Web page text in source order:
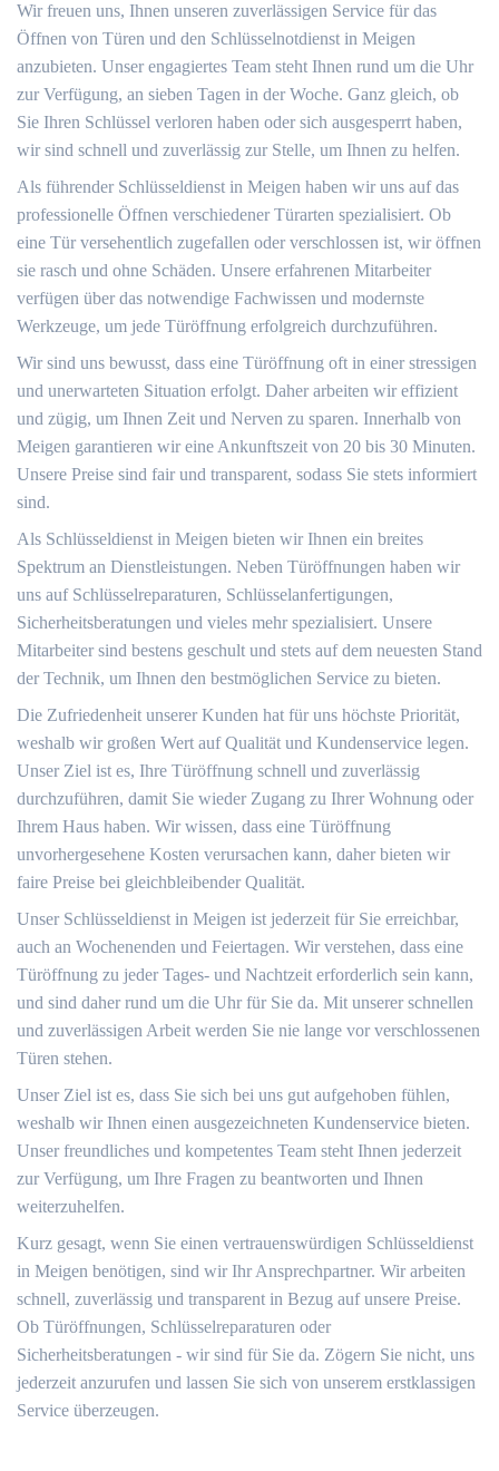
Wir freuen uns, Ihnen unseren zuverlässigen Service für das
Öffnen von Türen und den Schlüsselnotdienst in Meigen
anzubieten. Unser engagiertes Team steht Ihnen rund um die Uhr
zur Verfügung, an sieben Tagen in der Woche. Ganz gleich, ob
Sie Ihren Schlüssel verloren haben oder sich ausgesperrt haben,
wir sind schnell und zuverlässig zur Stelle, um Ihnen zu helfen.
Als führender Schlüsseldienst in Meigen haben wir uns auf das
professionelle Öffnen verschiedener Türarten spezialisiert. Ob
eine Tür versehentlich zugefallen oder verschlossen ist, wir öffnen
sie rasch und ohne Schäden. Unsere erfahrenen Mitarbeiter
verfügen über das notwendige Fachwissen und modernste
Werkzeuge, um jede Türöffnung erfolgreich durchzuführen.
Wir sind uns bewusst, dass eine Türöffnung oft in einer stressigen
und unerwarteten Situation erfolgt. Daher arbeiten wir effizient
und zügig, um Ihnen Zeit und Nerven zu sparen. Innerhalb von
Meigen garantieren wir eine Ankunftszeit von 20 bis 30 Minuten.
Unsere Preise sind fair und transparent, sodass Sie stets informiert
sind.
Als Schlüsseldienst in Meigen bieten wir Ihnen ein breites
Spektrum an Dienstleistungen. Neben Türöffnungen haben wir
uns auf Schlüsselreparaturen, Schlüsselanfertigungen,
Sicherheitsberatungen und vieles mehr spezialisiert. Unsere
Mitarbeiter sind bestens geschult und stets auf dem neuesten Stand
der Technik, um Ihnen den bestmöglichen Service zu bieten.
Die Zufriedenheit unserer Kunden hat für uns höchste Priorität,
weshalb wir großen Wert auf Qualität und Kundenservice legen.
Unser Ziel ist es, Ihre Türöffnung schnell und zuverlässig
durchzuführen, damit Sie wieder Zugang zu Ihrer Wohnung oder
Ihrem Haus haben. Wir wissen, dass eine Türöffnung
unvorhergesehene Kosten verursachen kann, daher bieten wir
faire Preise bei gleichbleibender Qualität.
Unser Schlüsseldienst in Meigen ist jederzeit für Sie erreichbar,
auch an Wochenenden und Feiertagen. Wir verstehen, dass eine
Türöffnung zu jeder Tages- und Nachtzeit erforderlich sein kann,
und sind daher rund um die Uhr für Sie da. Mit unserer schnellen
und zuverlässigen Arbeit werden Sie nie lange vor verschlossenen
Türen stehen.
Unser Ziel ist es, dass Sie sich bei uns gut aufgehoben fühlen,
weshalb wir Ihnen einen ausgezeichneten Kundenservice bieten.
Unser freundliches und kompetentes Team steht Ihnen jederzeit
zur Verfügung, um Ihre Fragen zu beantworten und Ihnen
weiterzuhelfen.
Kurz gesagt, wenn Sie einen vertrauenswürdigen Schlüsseldienst
in Meigen benötigen, sind wir Ihr Ansprechpartner. Wir arbeiten
schnell, zuverlässig und transparent in Bezug auf unsere Preise.
Ob Türöffnungen, Schlüsselreparaturen oder
Sicherheitsberatungen - wir sind für Sie da. Zögern Sie nicht, uns
jederzeit anzurufen und lassen Sie sich von unserem erstklassigen
Service überzeugen.